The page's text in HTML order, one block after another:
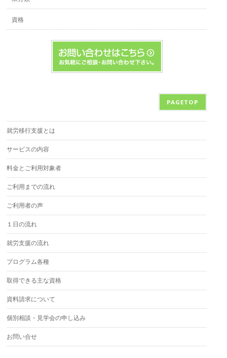
資格
PAGETOP
就労移行支援とは
サービスの内容
料金とご利用対象者
ご利用までの流れ
ご利用者の声
１日の流れ
就労支援の流れ
プログラム各種
取得できる主な資格
資料請求について
個別相談・見学会の申し込み
お問い合せ